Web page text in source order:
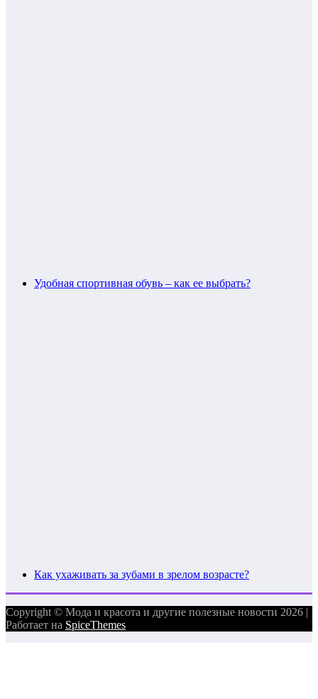
Удобная спортивная обувь – как ее выбрать?
Как ухаживать за зубами в зрелом возрасте?
Copyright © Мода и красота и другие полезные новости 2026 |
Работает на SpiceThemes